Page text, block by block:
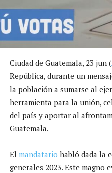
Ciudad de Guatemala, 23 jun (
República, durante un
la población a sumarse al
herramienta para la unión,
del país y aportar al
Guatemala.
El mandatario habló dada la
generales 2023. Este magno